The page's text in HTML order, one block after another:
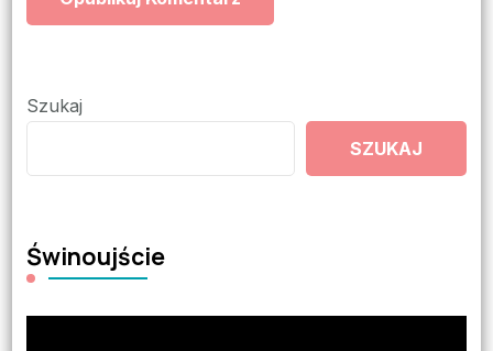
Szukaj
SZUKAJ
Świnoujście